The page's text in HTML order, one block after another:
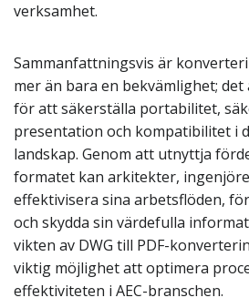
verksamhet.
Sammanfattningsvis är
mer än bara en bekvämlighet;
för att säkerställa portabilitet,
presentation och kompatibilitet i
landskap. Genom att utnyttja
formatet kan arkitekter,
effektivisera sina arbetsflöden,
och skydda sin värdefulla
vikten av DWG till PDF-
viktig möjlighet att optimera
effektiviteten i AEC-branschen.